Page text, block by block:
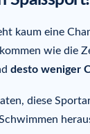
kaum eine
wie die
desto weniger
diese